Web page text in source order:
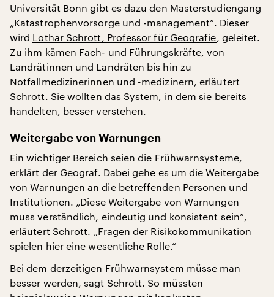
Universität Bonn gibt es dazu den Masterstudiengang
„Katastrophenvorsorge und -management“. Dieser
wird Lothar Schrott, Professor für Geografie, geleitet.
Zu ihm kämen Fach- und Führungskräfte, von
Landrätinnen und Landräten bis hin zu
Notfallmedizinerinnen und -medizinern, erläutert
Schrott. Sie wollten das System, in dem sie bereits
handelten, besser verstehen.
Weitergabe von Warnungen
Ein wichtiger Bereich seien die Frühwarnsysteme,
erklärt der Geograf. Dabei gehe es um die Weitergabe
von Warnungen an die betreffenden Personen und
Institutionen. „Diese Weitergabe von Warnungen
muss verständlich, eindeutig und konsistent sein“,
erläutert Schrott. „Fragen der Risikokommunikation
spielen hier eine wesentliche Rolle.“
Bei dem derzeitigen Frühwarnsystem müsse man
besser werden, sagt Schrott. So müssten